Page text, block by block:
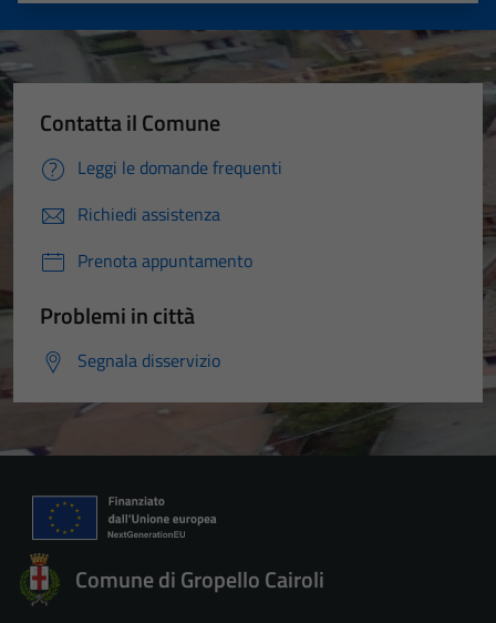
Contatta il Comune
Leggi le domande frequenti
Richiedi assistenza
Prenota appuntamento
Problemi in città
Segnala disservizio
Comune di Gropello Cairoli